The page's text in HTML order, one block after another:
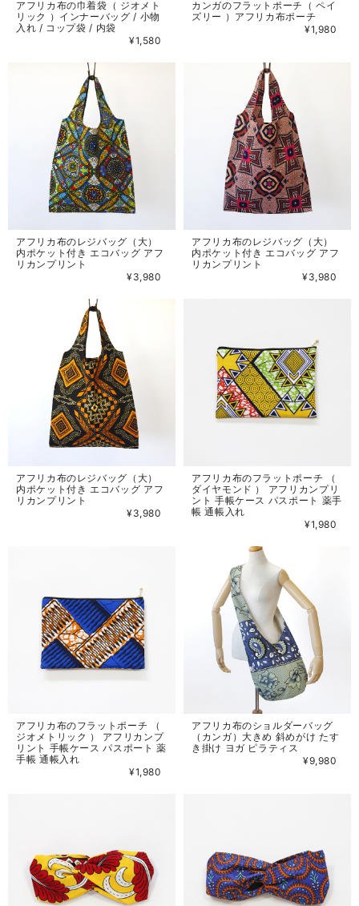
アフリカ布の巾着袋（ ジオメト
リック ）インナーバッグ / 小物
入れ / コップ袋 / 内袋
¥1,580
カンガのフラットポーチ（ ペイ
ズリー ）アフリカ布ポーチ
¥1,980
アフリカ布のレジバッグ（大）
内ポケット付き エコバッグ アフ
リカンプリント
¥3,980
アフリカ布のレジバッグ（大）
内ポケット付き エコバッグ アフ
リカンプリント
¥3,980
アフリカ布のレジバッグ（大）
内ポケット付き エコバッグ アフ
リカンプリント
¥3,980
アフリカ布のフラットポーチ （
ダイヤモンド ） アフリカンプリ
ント 手帳ケース パスポート 薬手
帳 通帳入れ
¥1,980
アフリカ布のフラットポーチ （
ジオメトリック ） アフリカンプ
リント 手帳ケース パスポート 薬
手帳 通帳入れ
¥1,980
アフリカ布のショルダーバッグ
（カンガ）大きめ 斜めがけ たす
き掛け ヨガ ピラティス
¥9,980